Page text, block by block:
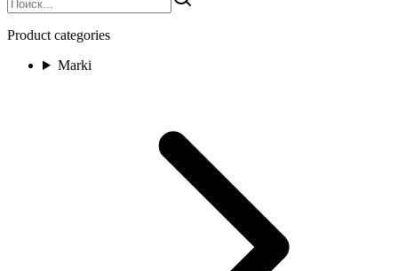
Product categories
Marki